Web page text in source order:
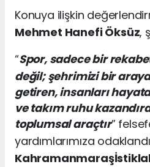
Konuya ilişkin
Mehmet Hanefi Öksüz,
“Spor, sadece bir
değil; şehrimizi bir
getiren, insanları
ve takım ruhu
toplumsal araçtır”
yardımlarımıza
Kahramanmaraş